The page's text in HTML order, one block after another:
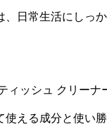
日常生活にしっ
ィッシュ クリー
える成分と使い